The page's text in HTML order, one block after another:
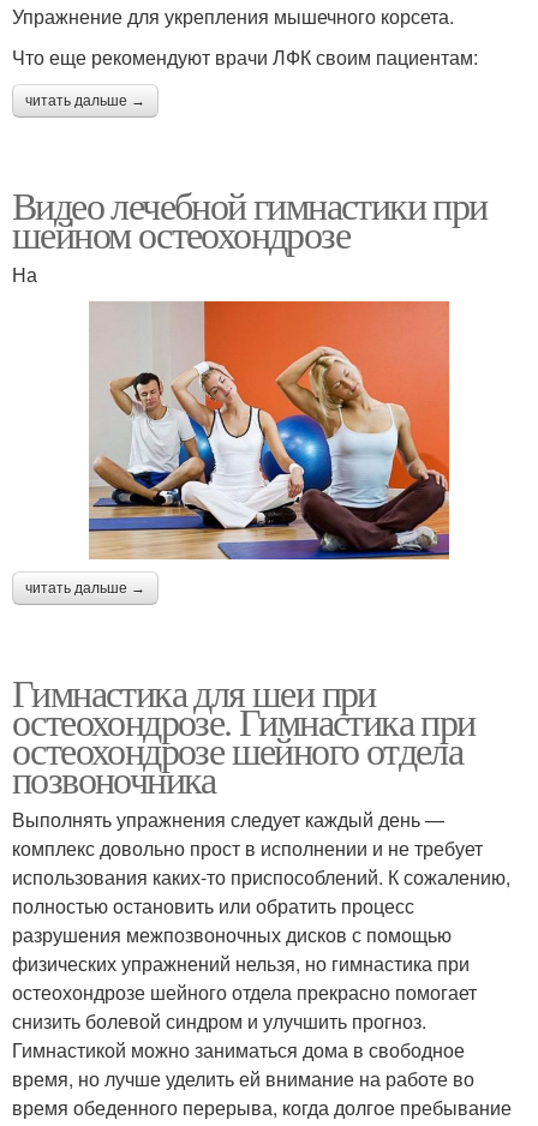
Упражнение для укрепления мышечного корсета.
Что еще рекомендуют врачи ЛФК своим пациентам:
читать дальше →
Видео лечебной гимнастики при
шейном остеохондрозе
На
читать дальше →
Гимнастика для шеи при
остеохондрозе. Гимнастика при
остеохондрозе шейного отдела
позвоночника
Выполнять упражнения следует каждый день —
комплекс довольно прост в исполнении и не требует
использования каких-то приспособлений. К сожалению,
полностью остановить или обратить процесс
разрушения межпозвоночных дисков с помощью
физических упражнений нельзя, но гимнастика при
остеохондрозе шейного отдела прекрасно помогает
снизить болевой синдром и улучшить прогноз.
Гимнастикой можно заниматься дома в свободное
время, но лучше уделить ей внимание на работе во
время обеденного перерыва, когда долгое пребывание